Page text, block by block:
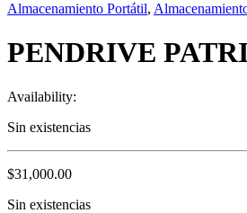
Almacenamiento Portátil,
PENDRIVE
Availability:
Sin existencias
$31,000.00
Sin existencias